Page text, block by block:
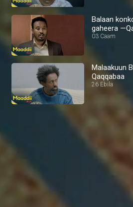
Balaan
gaheera
03 Caam
Malaakuun
Qaqqabaa
26 Ebila